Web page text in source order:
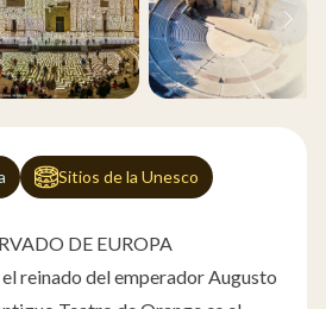
Sitios de la Unesco
DE EUROPA
reinado del emperador Augusto